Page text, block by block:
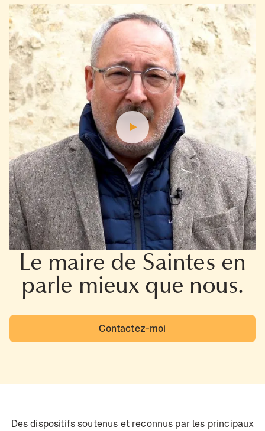
Le maire de Saintes en
parle mieux que nous.
Contactez-moi
Des dispositifs soutenus et reconnus par les principaux